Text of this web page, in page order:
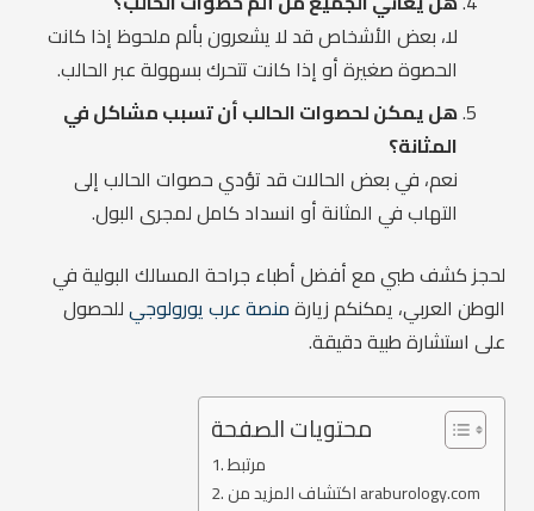
لا، بعض الأشخاص قد لا يشعرون بألم ملحوظ إذا كانت
الحصوة صغيرة أو إذا كانت تتحرك بسهولة عبر الحالب.
هل يمكن لحصوات الحالب أن تسبب مشاكل في
المثانة؟
نعم، في بعض الحالات قد تؤدي حصوات الحالب إلى
التهاب في المثانة أو انسداد كامل لمجرى البول.
لحجز كشف طبي مع أفضل أطباء جراحة المسالك البولية في
الوطن العربي، يمكنكم زيارةمنصة عرب يورولوجيللحصول
على استشارة طبية دقيقة.
محتويات الصفحة
مرتبط
اكتشاف المزيد من araburology.com